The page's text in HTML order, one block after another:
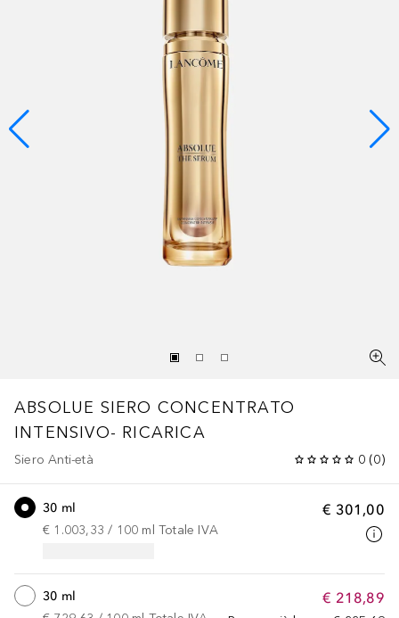
ABSOLUE SIERO CONCENTRATO
INTENSIVO- RICARICA
Siero Anti-età 0 (0)
€ 301,00
30 ml
€ 1.003,33 / 100 ml Totale IVA
€ 218,89
30 ml